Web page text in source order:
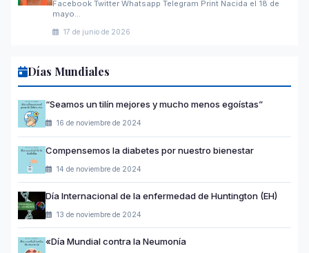
Facebook Twitter Whatsapp Telegram Print Nacida el 18 de
mayo…
17 de junio de 2026
Días Mundiales
“Seamos un tilín mejores y mucho menos egoístas”
16 de noviembre de 2024
Compensemos la diabetes por nuestro bienestar
14 de noviembre de 2024
Día Internacional de la enfermedad de Huntington (EH)
13 de noviembre de 2024
«Día Mundial contra la Neumonía